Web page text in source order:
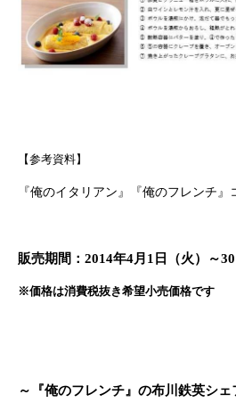
【参考資料】
『俺のイタリアン』『俺のフレンチ』
販売期間： 2014年4月 1 日（火）～30
※価格は消費税抜き希望小売価格です
～『俺のフレンチ』の布川鉄英シェ